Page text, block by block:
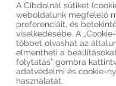
Legújabb CBD
A Cibdolnál sütiket
weboldalunk megfelelő
preferenciáit, és
viselkedésébe. A
többet olvashat az
elmentheti a
folytatás” gombra
adatvédelmi és cookie-
használatát.
Copyright©
Cibdol bv, Handelsweg 1a,
KvK: